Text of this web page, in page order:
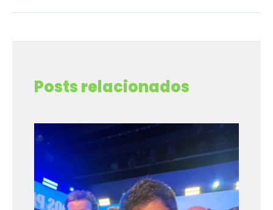
Posts relacionados